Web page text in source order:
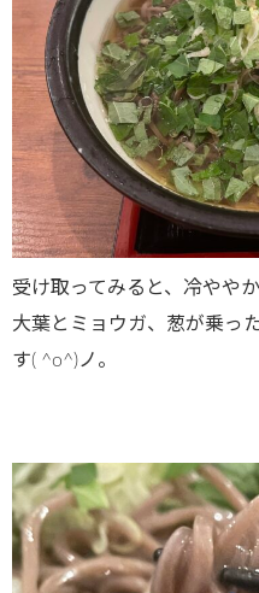
受け取ってみると、冷やや
大葉とミョウガ、葱が乗っ
す( ^o^)ノ。